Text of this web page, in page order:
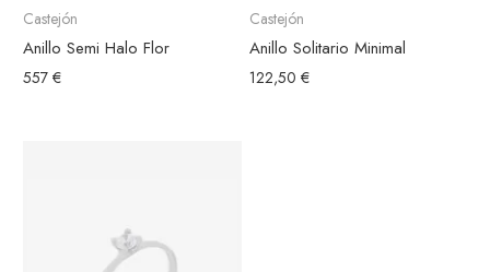
Castejón
Anillo Semi Halo Flor
557 €
Castejón
Anillo Solitario Minimal
122,50 €